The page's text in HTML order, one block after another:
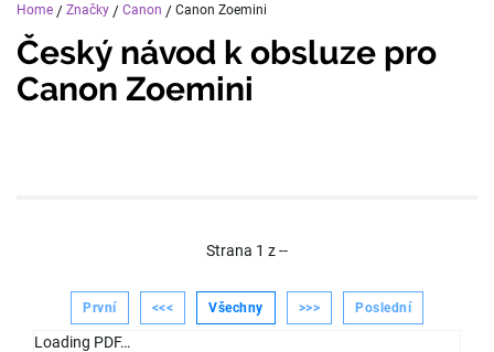
Home / Značky / Canon / Canon Zoemini
Český návod k obsluze pro
Canon Zoemini
Strana 1 z--
První <<< Všechny >>> Poslední
Loading PDF…